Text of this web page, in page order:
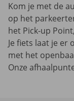
Kom je met de
op het
het Pick-up
Je fiets laat je er
met het
Onze